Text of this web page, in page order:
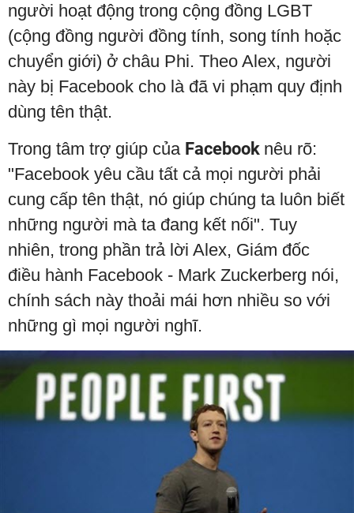
người hoạt động trong cộng đồng LGBT
(cộng đồng người đồng tính, song tính hoặc
chuyển giới) ở châu Phi. Theo Alex, người
này bị Facebook cho là đã vi phạm quy định
dùng tên thật.
Trong tâm trợ giúp của Facebook nêu rõ:
"Facebook yêu cầu tất cả mọi người phải
cung cấp tên thật, nó giúp chúng ta luôn biết
những người mà ta đang kết nối". Tuy
nhiên, trong phần trả lời Alex, Giám đốc
điều hành Facebook - Mark Zuckerberg nói,
chính sách này thoải mái hơn nhiều so với
những gì mọi người nghĩ.